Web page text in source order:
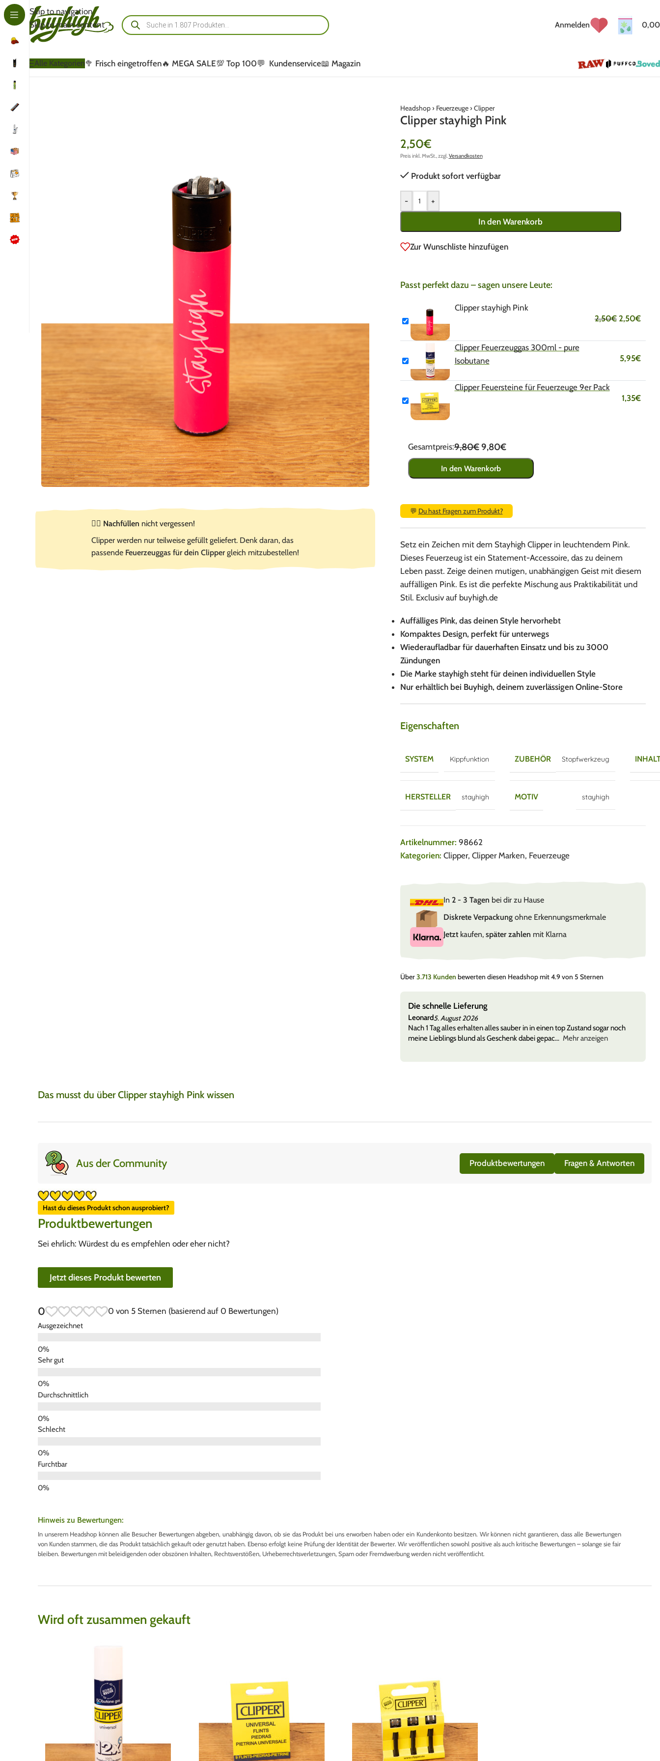
Skip to navigation
Skip to main content
🍪 Cookie-Einstellungen ändern
Anmelden 0,00
Alle Kategorien🥦 Frisch eingetroffen🔥 MEGA SALE💯 Top 100💬 Kundenservice📖 Magazin
☝🏻 Nachfüllen nicht vergessen!
Clipper werden nur teilweise gefüllt geliefert. Denk daran, das
passende Feuerzeuggas für dein Clippergleich mitzubestellen!
Headshop› Feuerzeuge› Clipper
Clipper stayhigh Pink
2,50€
Preis inkl. MwSt., zzgl.Versandkosten
Produkt sofort verfügbar
- +
In den Warenkorb
Zur Wunschliste hinzufügen
Passt perfekt dazu – sagen unsere Leute:
Clipper stayhigh Pink
2,50€ 2,50€
Clipper Feuerzeuggas 300ml - pure
Isobutane
5,95€
Clipper Feuersteine für Feuerzeuge 9er Pack
1,35€
Gesamtpreis:9,80€ 9,80€
In den Warenkorb
💬 Du hast Fragen zum Produkt?
Setz ein Zeichen mit dem Stayhigh Clipper in leuchtendem Pink.
Dieses Feuerzeug ist ein Statement-Accessoire, das zu deinem
Leben passt. Zeige deinen mutigen, unabhängigen Geist mit diesem
auffälligen Pink. Es ist die perfekte Mischung aus Praktikabilität und
Stil. Exclusiv auf buyhigh.de
Auffälliges Pink, das deinen Style hervorhebt
Kompaktes Design, perfekt für unterwegs
Wiederaufladbar für dauerhaften Einsatz und bis zu 3000
Zündungen
Die Marke stayhigh steht für deinen individuellen Style
Nur erhältlich bei Buyhigh, deinem zuverlässigen Online-Store
Eigenschaften
SYSTEM Kippfunktion ZUBEHÖR Stopfwerkzeug
HERSTELLER stayhigh MOTIV stayhigh
Artikelnummer: 98662
Kategorien: Clipper, Clipper Marken, Feuerzeuge
In 2 - 3 Tagen bei dir zu Hause
Diskrete Verpackungohne Erkennungsmerkmale
Jetztkaufen, später zahlen mit Klarna
Über3.713 Kunden bewerten diesen Headshop mit 4.9 von 5 Sternen
Die schnelle Lieferung
Leonard5. August 2026
Nach 1 Tag alles erhalten alles sauber in in einen top Zustand sogar noch
meine Lieblings blund als Geschenk dabei gepac
Mehr anzeigen
Das musst du über Clipper stayhigh Pink wissen
Aus der Community Produktbewertungen Fragen & Antworten
Hast du dieses Produkt schon ausprobiert?
Produktbewertungen
Sei ehrlich: Würdest du es empfehlen oder eher nicht?
Jetzt dieses Produkt bewerten
0 0 von 5 Sternen (basierend auf 0 Bewertungen)
Ausgezeichnet
Sehr gut
Durchschnittlich
Schlecht
Furchtbar
Hinweis zu Bewertungen:
In unserem Headshop können alle Besucher Bewertungen abgeben, unabhängig davon, ob sie das Produkt bei uns erworben haben oder ein Kundenkonto besitzen. Wir können nicht garantieren, dass alle Bewertungen
von Kunden stammen, die das Produkt tatsächlich gekauft oder genutzt haben. Ebenso erfolgt keine Prüfung der Identität der Bewerter. Wir veröffentlichen sowohl positive als auch kritische Bewertungen – solange sie fair
bleiben. Bewertungen mit beleidigenden oder obszönen Inhalten, Rechtsverstößen, Urheberrechtsverletzungen, Spam oder Fremdwerbung werden nicht veröffentlicht.
Wird oft zusammen gekauft